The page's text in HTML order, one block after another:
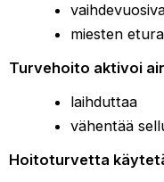
miesten
Turvehoito aktivoi
laihduttaa
vähentää
Hoitoturvetta